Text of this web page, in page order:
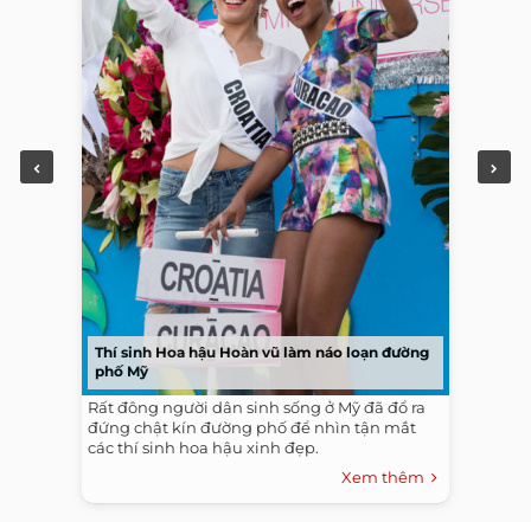
Thí sinh Hoa hậu Hoàn vũ làm náo loạn đường
phố Mỹ
Rất đông người dân sinh sống ở Mỹ đã đổ ra
đứng chật kín đường phố để nhìn tận mắt
các thí sinh hoa hậu xinh đẹp.
Xem thêm